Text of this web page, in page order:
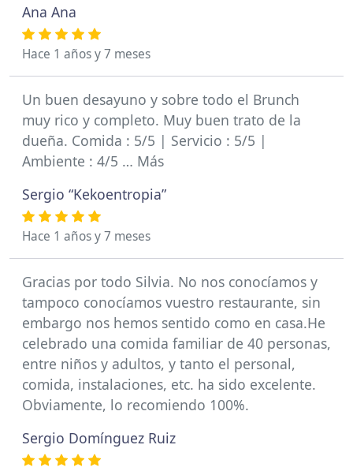
Ana Ana
Hace 1 años y 7 meses
Un buen desayuno y sobre todo el Brunch
muy rico y completo. Muy buen trato de la
dueña. Comida : 5/5 | Servicio : 5/5 |
Ambiente : 4/5 … Más
Sergio “Kekoentropia”
Hace 1 años y 7 meses
Gracias por todo Silvia. No nos conocíamos y
tampoco conocíamos vuestro restaurante, sin
embargo nos hemos sentido como en casa.He
celebrado una comida familiar de 40 personas,
entre niños y adultos, y tanto el personal,
comida, instalaciones, etc. ha sido excelente.
Obviamente, lo recomiendo 100%.
Sergio Domínguez Ruiz